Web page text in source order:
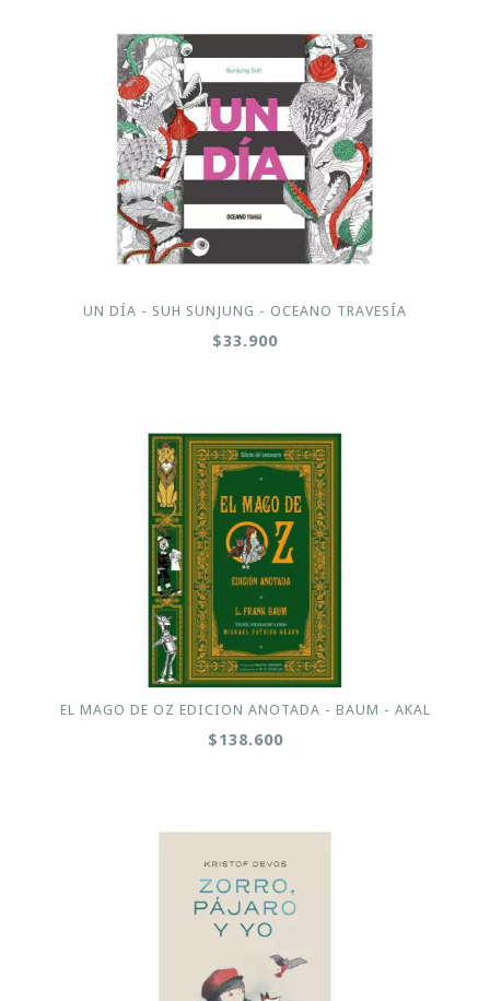
UN DÍA - SUH SUNJUNG - OCEANO TRAVESÍA
$33.900
EL MAGO DE OZ EDICION ANOTADA - BAUM - AKAL
$138.600